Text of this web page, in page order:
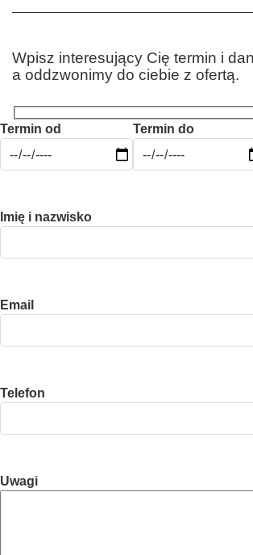
Wpisz interesujący Cię termin i
a oddzwonimy do ciebie z ofertą.
Termin od Termin do
Imię i nazwisko
Email
Telefon
Uwagi